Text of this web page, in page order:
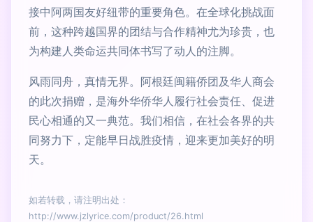
接中阿两国友好纽带的重要角色。在全球化挑战面
前，这种跨越国界的团结与合作精神尤为珍贵，也
为构建人类命运共同体书写了动人的注脚。
风雨同舟，真情无界。阿根廷闽籍侨团及华人商会
的此次捐赠，是海外华侨华人履行社会责任、促进
民心相通的又一典范。我们相信，在社会各界的共
同努力下，定能早日战胜疫情，迎来更加美好的明
天。
如若转载，请注明出处：
http://www.jzlyrice.com/product/26.html